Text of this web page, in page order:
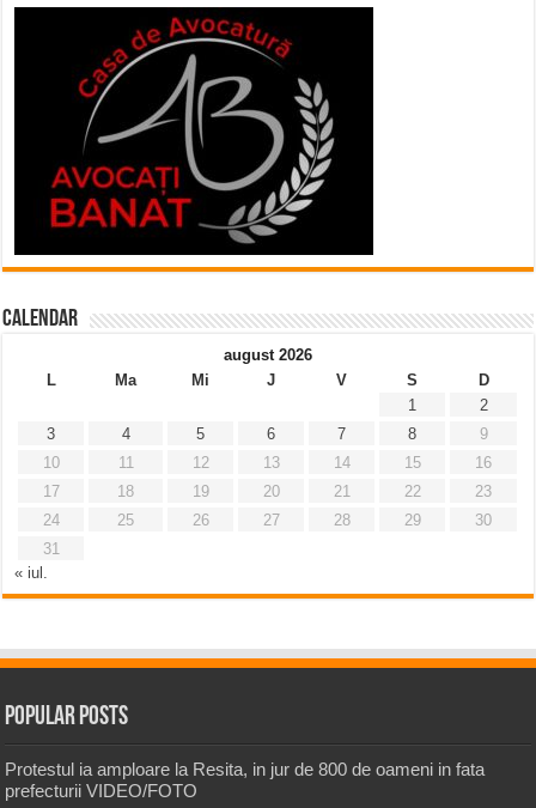
Calendar
august 2026
L
Ma Mi J V S
D
1
2
3
4 5 6 7 8
9
10
11 12 13 14 15
16
17
18 19 20 21 22
23
24
25 26 27 28 29
30
31
« iul.
Popular Posts
Protestul ia amploare la Resita, in jur de 800 de oameni in fata
prefecturii VIDEO/FOTO